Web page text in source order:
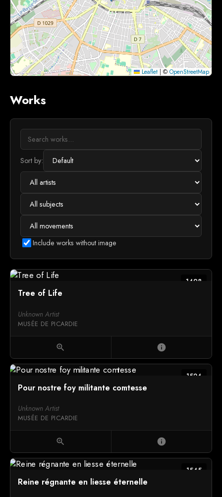
Leaflet | © OpenStreetMap
Works
Sort by:
Include works without image
1498
Tree of Life
Unknown Artist
MUSÉE DE PICARDIE
zoom_in info
1524
Pour nostre foy militante comtesse
Unknown Artist
MUSÉE DE PICARDIE
zoom_in info
1545
Reine régnante en liesse éternelle